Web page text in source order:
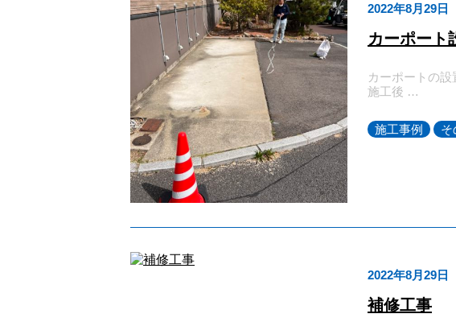
2022年8月29日
カーポート
カーポートの
施工後 …
施工事例 そ
2022年8月29日
補修工事